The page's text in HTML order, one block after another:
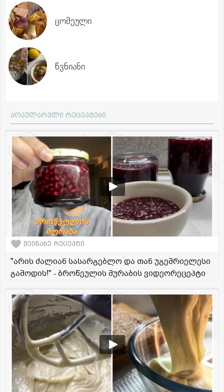
ცომეული
წვნიანი
პოპულარული რეცეპტები
შეინახე რეცეპტი
"არის ძალიან სასარგებლო და თან უგემრიელესი
გამოდის!" - ბროწეულის მურაბის ვიდეორეცეპტი